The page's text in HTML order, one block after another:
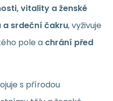
vitality a ženské
a srdeční čakru, vyživuje
pole a chrání před
s přírodou